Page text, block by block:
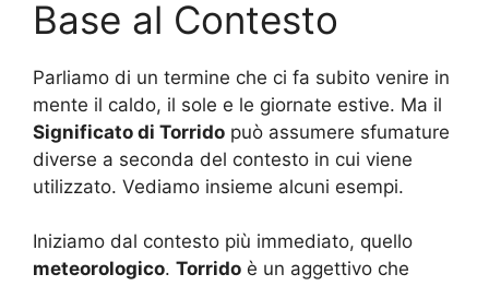
Base al Contesto
Parliamo di un termine che ci fa subito venire in
mente il caldo, il sole e le giornate estive. Ma il
Significato di Torrido può assumere sfumature
diverse a seconda del contesto in cui viene
utilizzato. Vediamo insieme alcuni esempi.
Iniziamo dal contesto più immediato, quello
meteorologico. Torrido è un aggettivo che